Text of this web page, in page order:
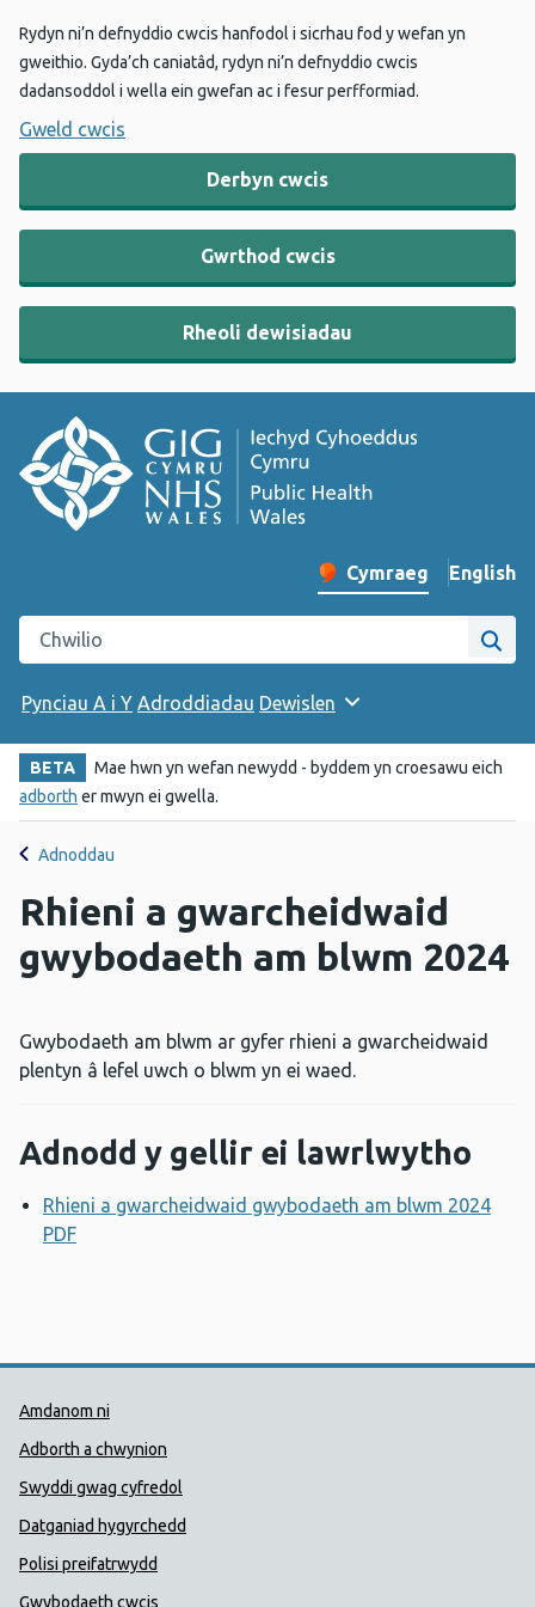
Rydyn ni’n defnyddio cwcis hanfodol i sicrhau fod y wefan yn
gweithio. Gyda’ch caniatâd, rydyn ni’n defnyddio cwcis
dadansoddol i wella ein gwefan ac i fesur perfformiad.
Gweld cwcis
Derbyn cwcis
Gwrthod cwcis
Rheoli dewisiadau
Newid iaith y wefan
Cymraeg English
–
Chwilio gwefan Iechyd Cyhoeddus Cymru
Pynciau A i Y Adroddiadau Dewislen
BETA
Mae hwn yn wefan newydd - byddem yn croesawu eich
adborth er mwyn ei gwella.
Adnoddau
Rhieni a gwarcheidwaid
gwybodaeth am blwm 2024
Gwybodaeth am blwm ar gyfer rhieni a gwarcheidwaid
plentyn â lefel uwch o blwm yn ei waed.
Adnodd y gellir ei lawrlwytho
Rhieni a gwarcheidwaid gwybodaeth am blwm 2024
PDF
Dolenni Cymorth Iechyd
Amdanom ni
Adborth a chwynion
Swyddi gwag cyfredol
Datganiad hygyrchedd
Polisi preifatrwydd
Gwybodaeth cwcis